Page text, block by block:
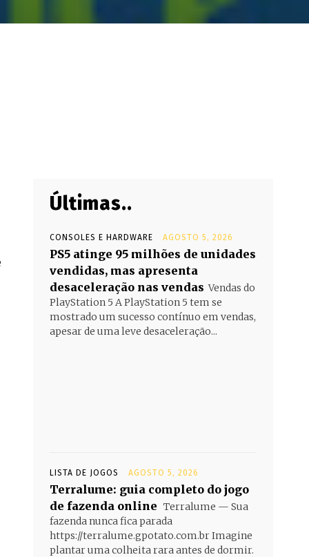
Últimas..
CONSOLES E HARDWARE AGOSTO 5, 2026
PS5 atinge 95 milhões de unidades
vendidas, mas apresenta
desaceleração nas vendas Vendas do
PlayStation 5 A PlayStation 5 tem se
mostrado um sucesso contínuo em vendas,
apesar de uma leve desaceleração...
LISTA DE JOGOS AGOSTO 5, 2026
Terralume: guia completo do jogo
de fazenda online Terralume — Sua
fazenda nunca fica parada
https://terralume.gpotato.com.br Imagine
plantar uma colheita rara antes de dormir.